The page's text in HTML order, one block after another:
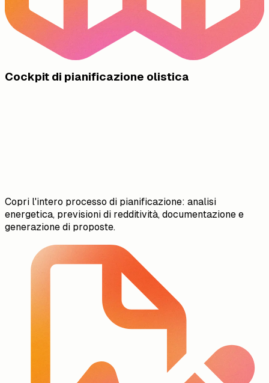
Cockpit di pianificazione olistica
Copri l'intero processo di pianificazione: analisi
energetica, previsioni di redditività, documentazione e
generazione di proposte.